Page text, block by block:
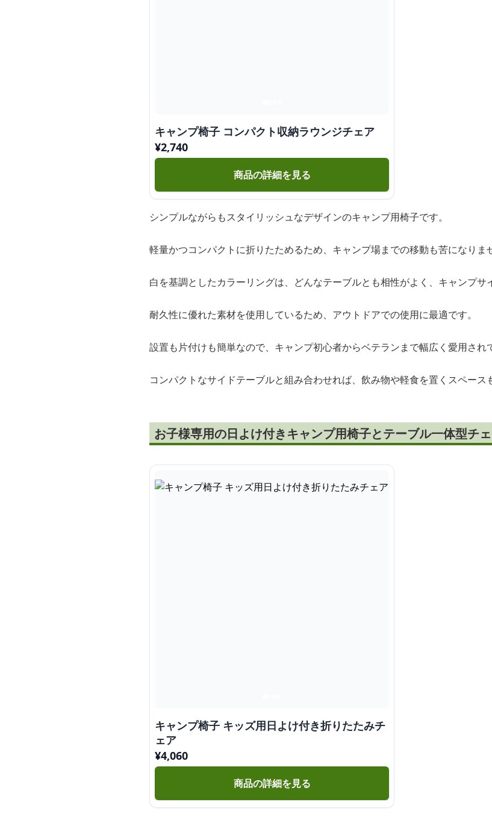
キャンプ椅子 コンパクト収納ラウンジチェア
¥2,740
商品の詳細を見る
シンプルながらもスタイリッシュなデザインのキャンプ用椅子です。
軽量かつコンパクトに折りたためるため、キャンプ場までの移動も苦になりま
白を基調としたカラーリングは、どんなテーブルとも相性がよく、キャンプサ
耐久性に優れた素材を使用しているため、アウトドアでの使用に最適です。
設置も片付けも簡単なので、キャンプ初心者からベテランまで幅広く愛用され
コンパクトなサイドテーブルと組み合わせれば、飲み物や軽食を置くスペース
お子様専用の日よけ付きキャンプ用椅子とテーブル一体型チ
キャンプ椅子 キッズ用日よけ付き折りたたみチ
ェア
¥4,060
商品の詳細を見る